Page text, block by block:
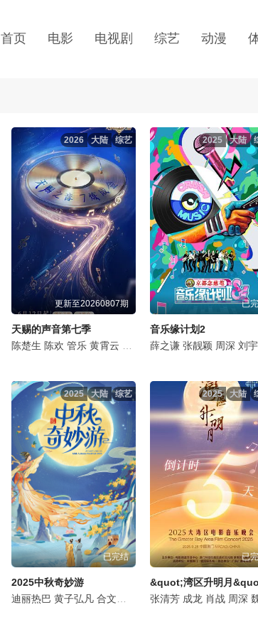
首页 电影 电视剧 综艺 动漫
黄子弘凡 李维嘉 黄明昊 胡一天 吴昕 孙阳 孙阳 Sunny Sun
综艺
大陆
2026
更新至20260807期
天赐的声音第七季
陈楚生 陈欢 管乐 黄霄云 黄子弘凡 欢子 金志文 穆祉丞
大陆
2025
已
音乐缘计划2
薛之谦 张靓颖 周深 刘宇宁
黄子弘凡 庞博 张雨绮 张小婉 伊能静 王昱珩 李雪琴
综艺
大陆
2025
已完结
2025中秋奇妙游
迪丽热巴 黄子弘凡 合文俊 雷佳
大陆
2025
已
张清芳 成龙 肖战 周深 魏